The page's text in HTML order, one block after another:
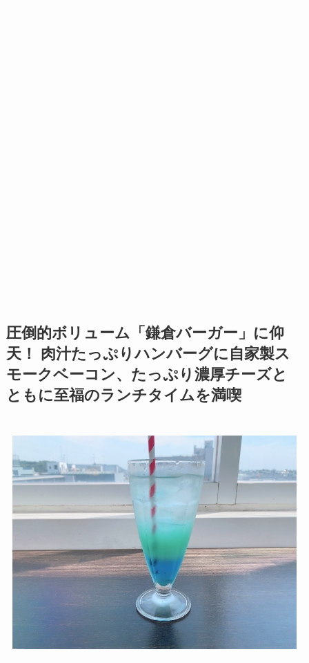
圧倒的ボリューム「鎌倉バーガー」に仰
天！ 肉汁たっぷりハンバーグに自家製ス
モークベーコン、たっぷり濃厚チーズと
ともに至福のランチタイムを満喫